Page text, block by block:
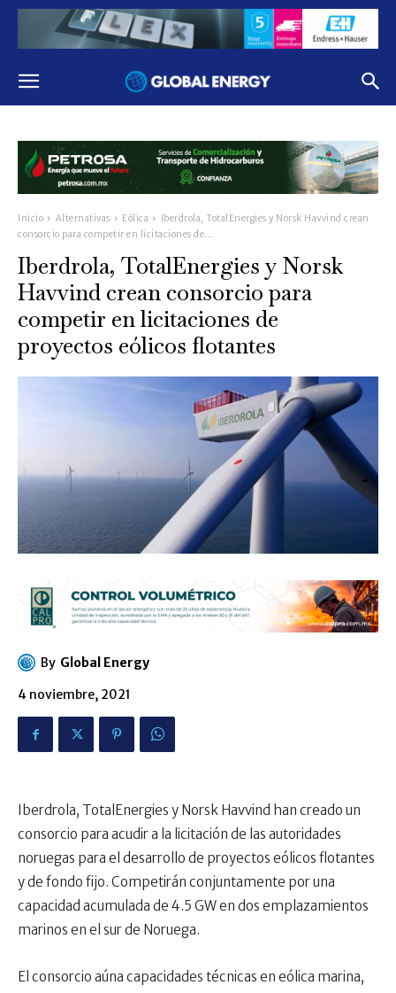
Inicio Alternativas Eólica
Iberdrola, TotalEnergies y Norsk Havvind crean
consorcio para competir en licitaciones de...
Iberdrola, TotalEnergies y Norsk
Havvind crean consorcio para
competir en licitaciones de
proyectos eólicos flotantes
By Global Energy
4 noviembre, 2021
Iberdrola, TotalEnergies y Norsk Havvind han creado un
consorcio para acudir a la licitación de las autoridades
noruegas para el desarrollo de proyectos eólicos flotantes
y de fondo fijo. Competirán conjuntamente por una
capacidad acumulada de 4.5 GW en dos emplazamientos
marinos en el sur de Noruega.
El consorcio aúna capacidades técnicas en eólica marina,